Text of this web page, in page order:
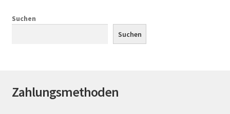
gewählt
werden
Suchen
Suchen
Zahlungsmethoden